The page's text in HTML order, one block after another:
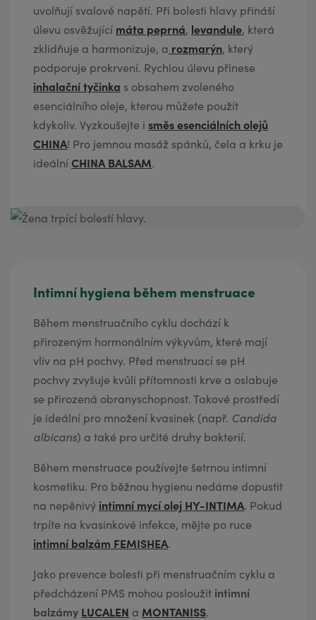
uvolňují svalové napětí. Při bolesti hlavy přináší
úlevu osvěžující máta peprná, levandule, která
zklidňuje a harmonizuje, a rozmarýn, který
podporuje prokrvení. Rychlou úlevu přinese
inhalační tyčinka s obsahem zvoleného
esenciálního oleje, kterou můžete použít
kdykoliv. Vyzkoušejte i směs esenciálních olejů
CHINA! Pro jemnou masáž spánků, čela a krku je
ideálníCHINA BALSAM.
Intimní hygiena během menstruace
Během menstruačního cyklu dochází k
přirozeným hormonálním výkyvům, které mají
vliv na pH pochvy. Před menstruací se pH
pochvy zvyšuje kvůli přítomnosti krve a oslabuje
se přirozená obranyschopnost. Takové prostředí
je ideální pro množení kvasinek (např. Candida
albicans) a také pro určité druhy bakterií.
Během menstruace používejte šetrnou intimní
kosmetiku. Pro běžnou hygienu nedáme dopustit
na nepěnivý intimní mycí olej HY-INTIMA. Pokud
trpíte na kvasinkové infekce, mějte po ruce
intimní balzám FEMISHEA.
Jako prevence bolesti při menstruačním cyklu a
předcházení PMS mohou posloužit intimní
balzámy LUCALEN a MONTANISS.